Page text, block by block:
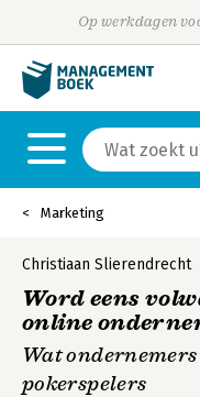
Op werkdagen
Marketing
Christiaan Slierendrecht
Word eens
online
Wat
pokerspelers